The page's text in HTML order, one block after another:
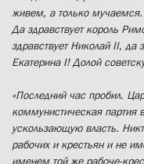
живем, а только мучаемся.
Да здравствует король
здравствует Николай II, да
Екатерина I! Долой
«Последний час пробил.
коммунистическая партия
ускользающую власть.
рабочих и крестьян и не
именем той же рабоче-